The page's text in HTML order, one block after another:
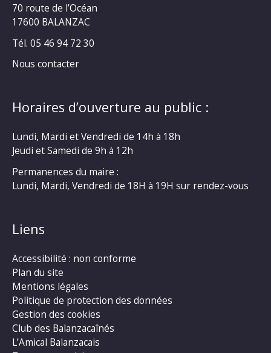
70 route de l’Océan
17600 BALANZAC
Tél. 05 46 94 72 30
Nous contacter
Horaires d’ouverture au public :
Lundi, Mardi et Vendredi de 14h à 18h
Jeudi et Samedi de 9h à 12h
Permanences du maire :
Lundi, Mardi, Vendredi de 18H à 19H sur rendez-vous
Liens
Accessibilité : non conforme
Plan du site
Mentions légales
Politique de protection des données
Gestion des cookies
Club des Balanzacaînés
L’Amical Balanzacais